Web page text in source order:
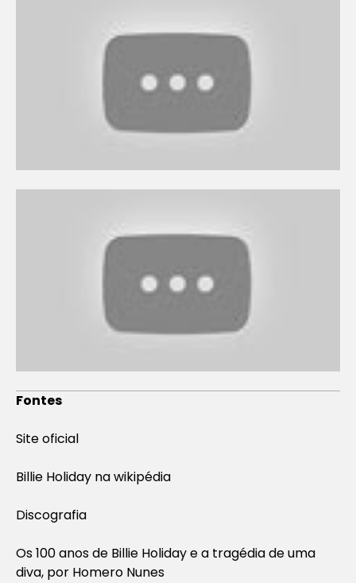
Fontes
Site oficial
Billie Holiday na wikipédia
Discografia
Os 100 anos de Billie Holiday e a tragédia de uma
diva, por Homero Nunes